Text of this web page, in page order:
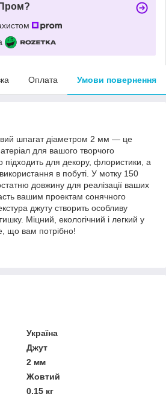
Оплата Умови повернення
шпагат діаметром 2 мм — це
для вашого творчого
підходить для декору, флористики, а
в побуті. У мотку 150
довжину для реалізації ваших
вашим проектам сонячного
джуту створить особливу
Міцний, екологічний і легкий у
що вам потрібно!
Україна
Джут
2 мм
Жовтий
0.15 кг